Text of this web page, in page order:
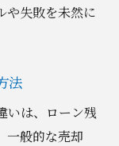
や失敗を未然に
法
いは、ローン残
一般的な売却